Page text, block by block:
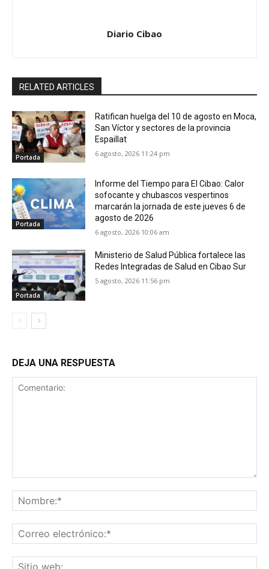
Diario Cibao
RELATED ARTICLES
Portada
Ratifican huelga del 10 de agosto en Moca,
San Víctor y sectores de la provincia
Espaillat
6 agosto, 2026 11:24 pm
Portada
Informe del Tiempo para El Cibao: Calor
sofocante y chubascos vespertinos
marcarán la jornada de este jueves 6 de
agosto de 2026
6 agosto, 2026 10:06 am
Portada
Ministerio de Salud Pública fortalece las
Redes Integradas de Salud en Cibao Sur
5 agosto, 2026 11:56 pm
DEJA UNA RESPUESTA